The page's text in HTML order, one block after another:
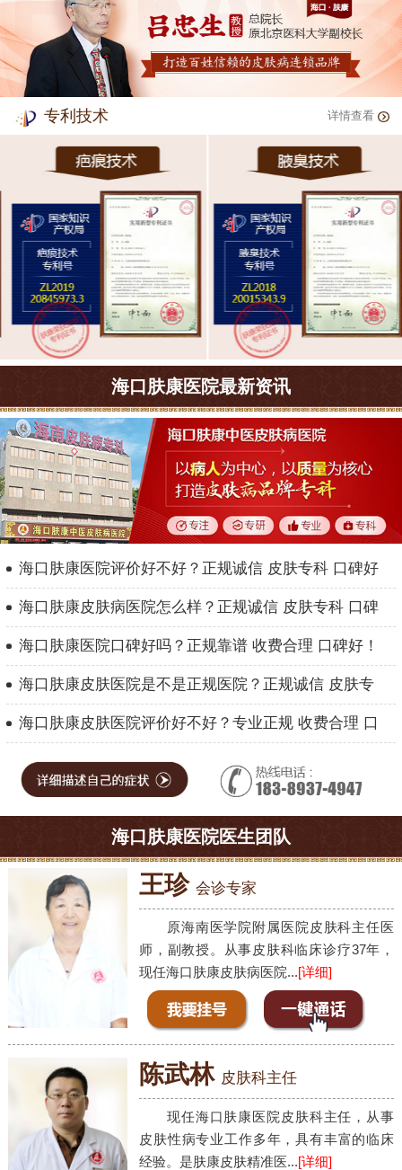
专利技术 详情查看
海口肤康医院最新资讯
海口肤康医院评价好不好？正规诚信 皮肤专科 口碑好
海口肤康皮肤病医院怎么样？正规诚信 皮肤专科 口碑
海口肤康医院口碑好吗？正规靠谱 收费合理 口碑好！
海口肤康皮肤医院是不是正规医院？正规诚信 皮肤专
海口肤康皮肤医院评价好不好？专业正规 收费合理 口
海口肤康医院医生团队
王珍 会诊专家
原海南医学院附属医院皮肤科主任医
师，副教授。从事皮肤科临床诊疗37年，
现任海口肤康皮肤病医院...[详细]
陈武林 皮肤科主任
现任海口肤康医院皮肤科主任，从事
皮肤性病专业工作多年，具有丰富的临床
经验。是肤康皮肤精准医...[详细]